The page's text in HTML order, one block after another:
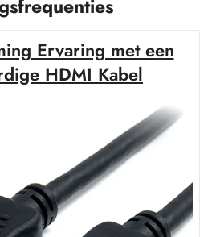
Ervaring met een
HDMI Kabel